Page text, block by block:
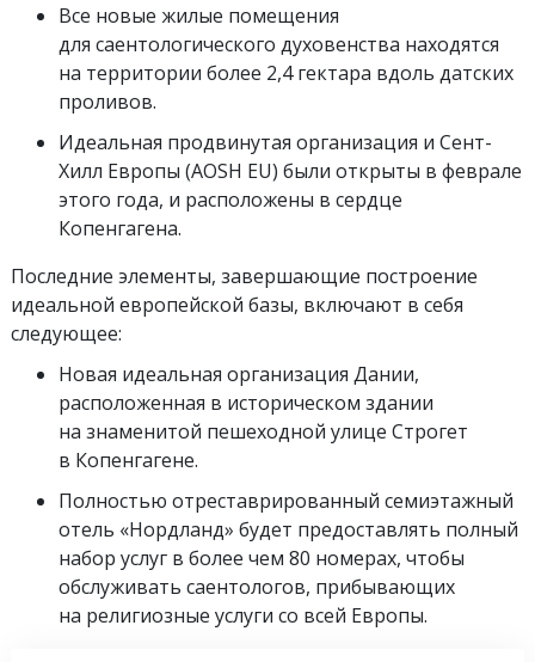
Все новые жилые помещения
для саентологического духовенства находятся
на территории более 2,4 гектара вдоль датских
проливов.
Идеальная продвинутая организация и Сент-
Хилл Европы (AOSH EU) были открыты в феврале
этого года, и расположены в сердце
Копенгагена.
Последние элементы, завершающие построение
идеальной европейской базы, включают в себя
следующее:
Новая идеальная организация Дании,
расположенная в историческом здании
на знаменитой пешеходной улице Строгет
в Копенгагене.
Полностью отреставрированный семиэтажный
отель «Нордланд» будет предоставлять полный
набор услуг в более чем 80 номерах, чтобы
обслуживать саентологов, прибывающих
на религиозные услуги со всей Европы.